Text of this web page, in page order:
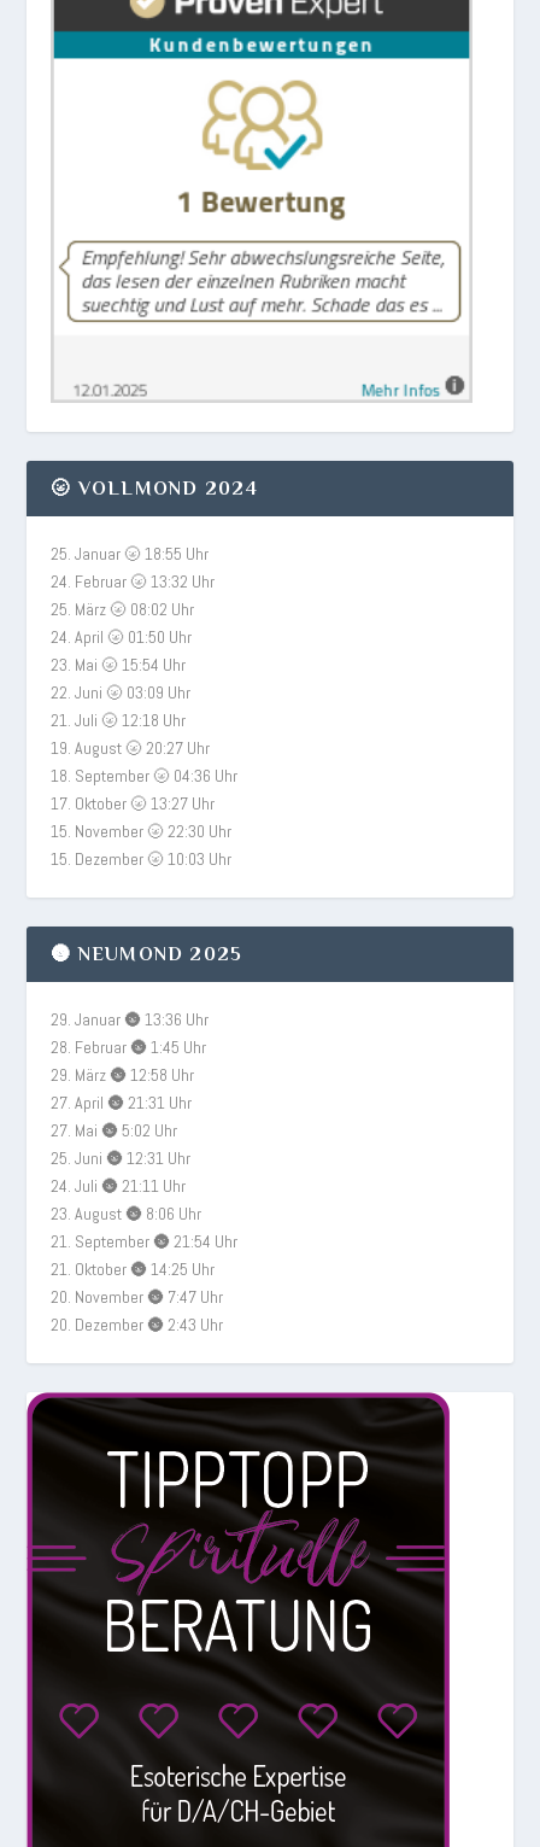
🌝 VOLLMOND 2024
25. Januar 🌝 18:55 Uhr
24. Februar 🌝 13:32 Uhr
25. März 🌝 08:02 Uhr
24. April 🌝 01:50 Uhr
23. Mai 🌝 15:54 Uhr
22. Juni 🌝 03:09 Uhr
21. Juli 🌝 12:18 Uhr
19. August 🌝 20:27 Uhr
18. September 🌝 04:36 Uhr
17. Oktober 🌝 13:27 Uhr
15. November 🌝 22:30 Uhr
15. Dezember 🌝 10:03 Uhr
🌚 NEUMOND 2025
29. Januar 🌚 13:36 Uhr
28. Februar 🌚 1:45 Uhr
29. März 🌚 12:58 Uhr
27. April 🌚 21:31 Uhr
27. Mai 🌚 5:02 Uhr
25. Juni 🌚 12:31 Uhr
24. Juli 🌚 21:11 Uhr
23. August 🌚 8:06 Uhr
21. September 🌚 21:54 Uhr
21. Oktober 🌚 14:25 Uhr
20. November 🌚 7:47 Uhr
20. Dezember 🌚 2:43 Uhr